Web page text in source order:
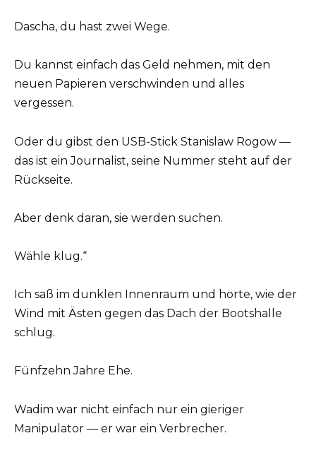
Dascha, du hast zwei Wege.
Du kannst einfach das Geld nehmen, mit den
neuen Papieren verschwinden und alles
vergessen.
Oder du gibst den USB-Stick Stanislaw Rogow —
das ist ein Journalist, seine Nummer steht auf der
Rückseite.
Aber denk daran, sie werden suchen.
Wähle klug.“
Ich saß im dunklen Innenraum und hörte, wie der
Wind mit Ästen gegen das Dach der Bootshalle
schlug.
Fünfzehn Jahre Ehe.
Wadim war nicht einfach nur ein gieriger
Manipulator — er war ein Verbrecher.